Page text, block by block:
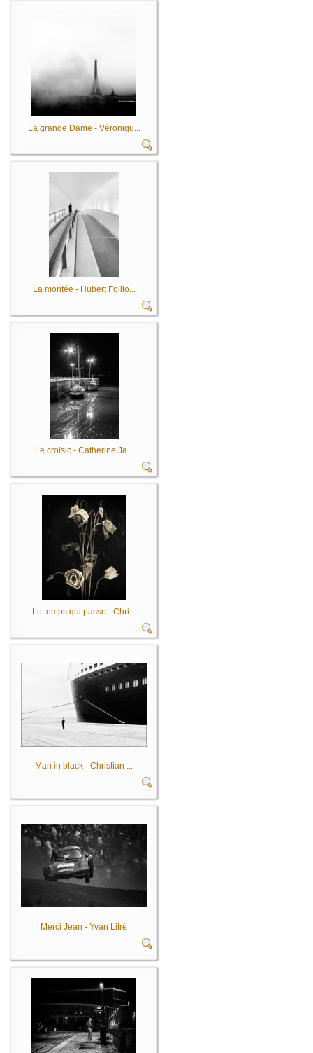
La grande Dame - Véroniqu...
La montée - Hubert Follio...
Le croisic - Catherine Ja...
Le temps qui passe - Chri...
Man in black - Christian ...
Merci Jean - Yvan Litré